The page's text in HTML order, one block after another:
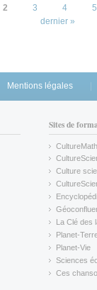
2 3 4
5
dernier »
Mentions légales
Sites de
CultureMath
(link is
(link is
Culture
(link is
(link is
(link is
La Clé des
(link is
Planet-
(link is
Planet-Vie
(link is
Sciences
(link is
Ces